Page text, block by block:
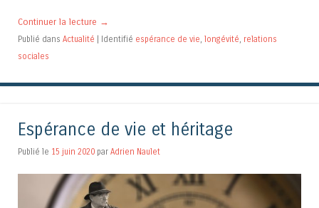
Continuer la lecture →
Publié dans Actualité | Identifié espérance de vie, longévité, relations
sociales
Espérance de vie et héritage
Publié le 15 juin 2020 par Adrien Naulet